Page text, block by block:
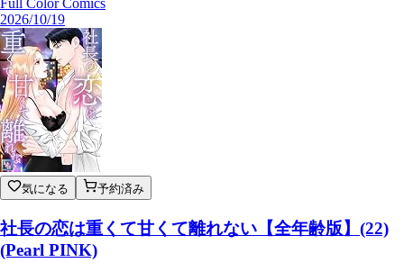
2026/10/19
気になる 予約済み
社長の恋は重くて甘くて離れない【全年齢版】(22)
(Pearl PINK)